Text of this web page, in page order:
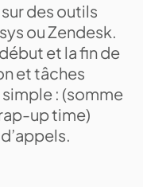
des outils
ou Zendesk.
et la fin de
et tâches
: (somme
up time)